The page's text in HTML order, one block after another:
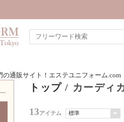
通販サイト！エステユニフォーム.com
― トップ/ カーディ
13アイテム